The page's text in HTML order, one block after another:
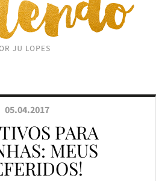
05.04.2017
PARA
MEUS